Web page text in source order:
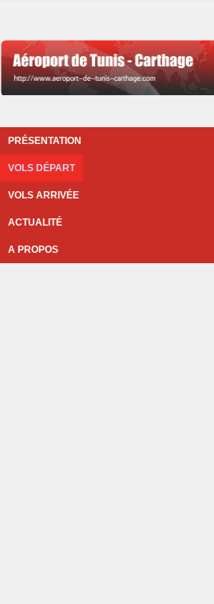
PRÉSENTATION
VOLS DÉPART
VOLS ARRIVÉE
ACTUALITÉ
A PROPOS